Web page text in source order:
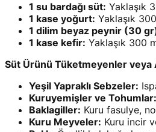
1 su bardağı süt: Yaklaşık
1 kase yoğurt: Yaklaşık
1 dilim beyaz peynir (30
1 kase kefir: Yaklaşık 300
Süt Ürünü Tüketmeyenler
Yeşil Yapraklı Sebzeler:
Kuruyemişler ve Tohumlar:
Baklagiller: Kuru fasulye,
Kuru Meyveler: Kuru incir